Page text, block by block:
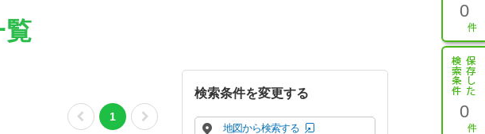
0
0
1
検索条件を変更する
地図から検索する